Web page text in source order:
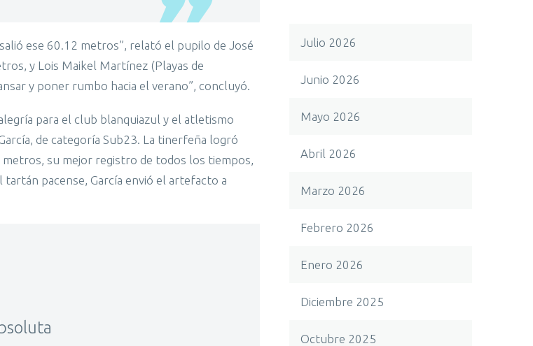
ese 60.12 metros”, relató el pupilo de José
y Lois Maikel Martínez (Playas de
y poner rumbo hacia el verano”, concluyó.
para el club blanquiazul y el atletismo
de categoría Sub23. La tinerfeña logró
su mejor registro de todos los tiempos,
tartán pacense, García envió el artefacto a
Julio 2026
Junio 2026
Mayo 2026
Abril 2026
Marzo 2026
Febrero 2026
Enero 2026
Diciembre 2025
Octubre 2025